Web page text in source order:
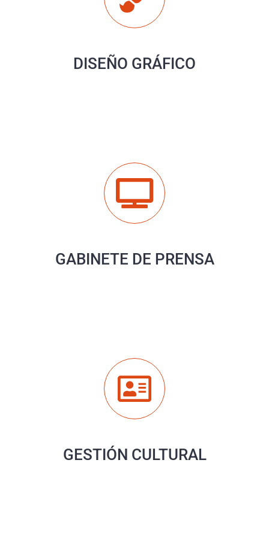
DISEÑO GRÁFICO
GABINETE DE PRENSA
GESTIÓN CULTURAL